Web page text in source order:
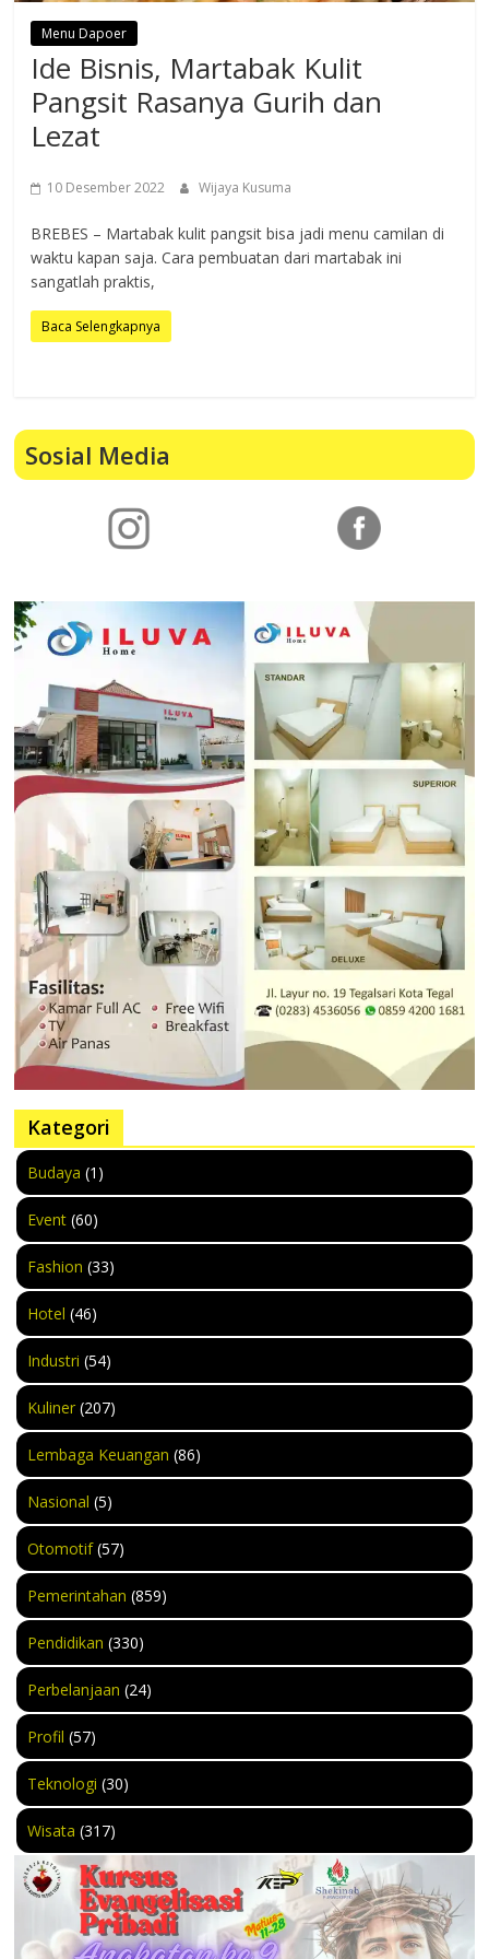
Menu Dapoer
Ide Bisnis, Martabak Kulit
Pangsit Rasanya Gurih dan
Lezat
10 Desember 2022 Wijaya Kusuma
BREBES – Martabak kulit pangsit bisa jadi menu camilan di
waktu kapan saja. Cara pembuatan dari martabak ini
sangatlah praktis,
Baca Selengkapnya
Sosial Media
Kategori
Budaya (1)
Event (60)
Fashion (33)
Hotel (46)
Industri (54)
Kuliner (207)
Lembaga Keuangan (86)
Nasional (5)
Otomotif(57)
Pemerintahan (859)
Pendidikan (330)
Perbelanjaan (24)
Profil (57)
Teknologi (30)
Wisata (317)